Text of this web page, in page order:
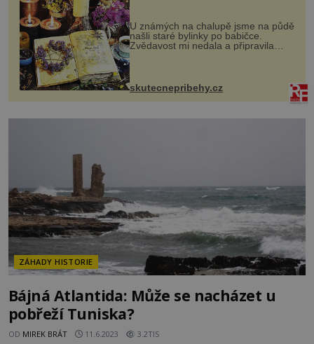
U známých na chalupě jsme na půdě
našli staré bylinky po babičce.
Zvědavost mi nedala a připravila
jsem si z nich lektvar… Zimní pobyt
na chalupě se pro mě vlastní vinou
změnil v děsivý zážitek, na kt...
skutecnepribehy.cz
ZÁHADY HISTORIE
Bájná Atlantida: Může se nacházet u
pobřeží Tuniska?
OD MIREK BRÁT 11.6.2023 3.2TIS